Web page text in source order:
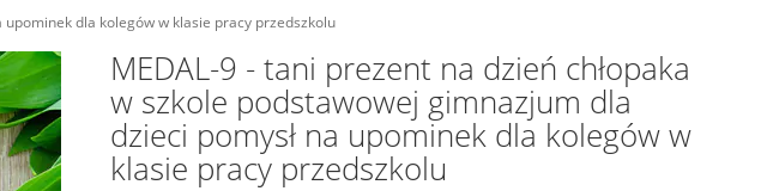
dla kolegów w klasie pracy przedszkolu
MEDAL-9 - tani prezent na dzień chłopaka
w szkole podstawowej gimnazjum dla
dzieci pomysł na upominek dla kolegów w
klasie pracy przedszkolu